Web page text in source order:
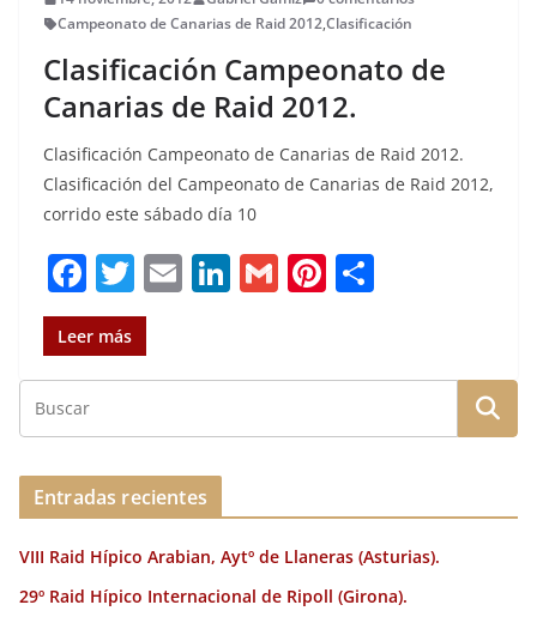
Campeonato de Canarias de Raid 2012,Clasificación
Clasificación Campeonato de
Canarias de Raid 2012.
Clasificación Campeonato de Canarias de Raid 2012.
Clasificación del Campeonato de Canarias de Raid 2012,
corrido este sábado día 10
F
a
c
e
b
o
o
k
T
w
it
te
r
E
l
Li
e
dI
G
l
Pi
re
st
p
a
ir
Leer más
Entradas recientes
VIII Raid Hípico Arabian, Aytº de Llaneras (Asturias).
29º Raid Hípico Internacional de Ripoll (Girona).